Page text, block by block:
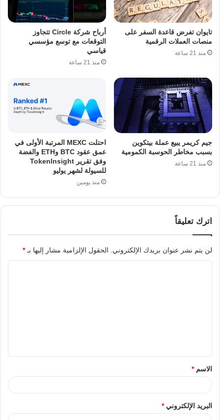
تايوان تفرض قاعدة السفر على
منصات العملات الرقمية
منذ 21 ساعة
أرباح شركة Circle تتجاوز
التوقعات مع توسع مؤسسي
قياسي
منذ 21 ساعة
جيم كريمر يبيع عملة بيتكوين
بسبب مخاطر الحوسبة الكمومية
منذ 21 ساعة
احتلت MEXC المرتبة الأولى في
عمق عقود BTC وETH والفضة
وفق تقرير TokenInsight
للسيولة لشهر يوليو
منذ يومين
اترك تعليقاً
لن يتم نشر عنوان بريدك الإلكتروني. الحقول الإلزامية مشار إليها بـ*
الاسم*
البريد الإلكتروني*